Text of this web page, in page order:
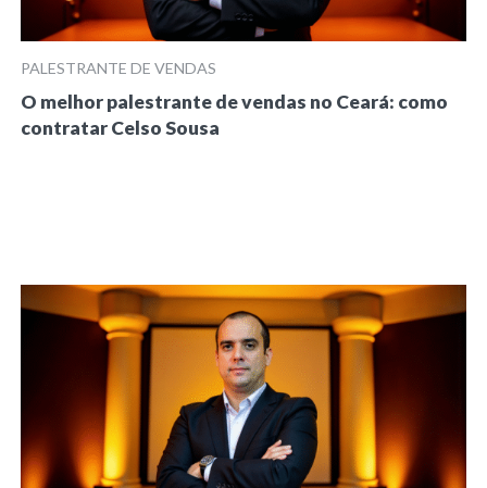
PALESTRANTE DE VENDAS
O melhor palestrante de vendas no Ceará: como
contratar Celso Sousa